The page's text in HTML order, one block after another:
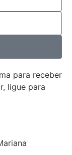
para receber
ligue para